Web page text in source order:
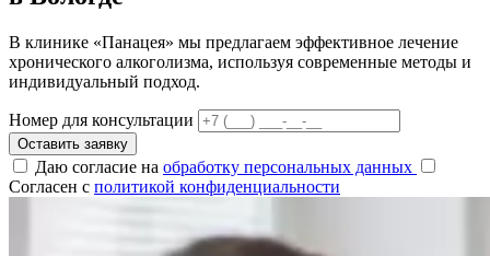
В клинике «Панацея» мы предлагаем эффективное лечение
хронического алкоголизма, используя современные методы и
индивидуальный подход.
Номер для консультации
Оставить заявку
Даю согласие на обработку персональных данных
Согласен с политикой конфиденциальности